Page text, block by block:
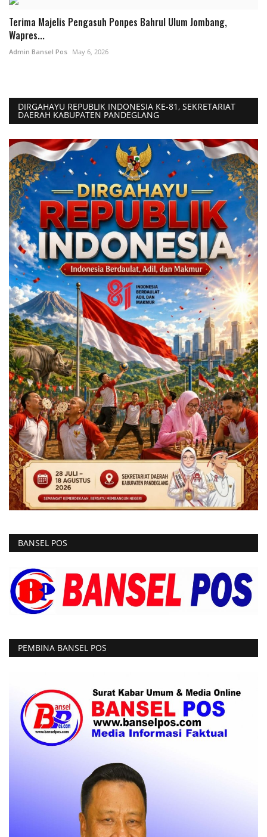
Terima Majelis Pengasuh Ponpes Bahrul Ulum Jombang,
Wapres...
Admin Bansel Pos May 6, 2026
DIRGAHAYU REPUBLIK INDONESIA KE-81, SEKRETARIAT
DAERAH KABUPATEN PANDEGLANG
BANSEL POS
PEMBINA BANSEL POS